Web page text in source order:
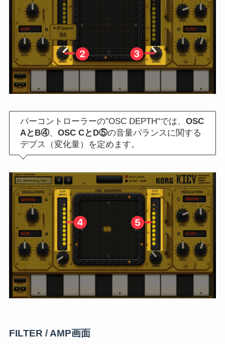
バーコントローラーの"OSC DEPTH"では、OSC
AとB④、OSC CとD⑤の音量バランスに関する
デプス（変化量）を定めます。
FILTER / AMP画面